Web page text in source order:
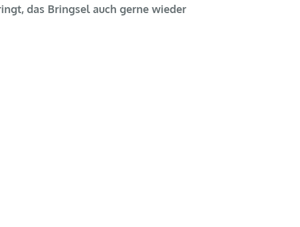
das Bringsel auch gerne wieder